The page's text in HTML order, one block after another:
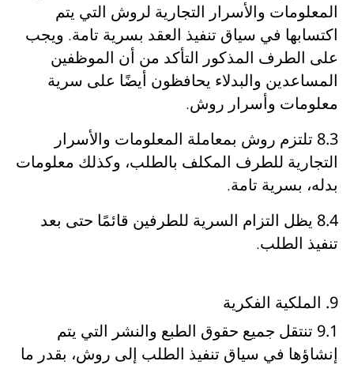
المعلومات والأسرار التجارية لروش التي يتم
اكتسابها في سياق تنفيذ العقد بسرية تامة. ويجب
على الطرف المذكور التأكد من أن الموظفين
المساعدين والبدلاء يحافظون أيضًا على سرية
معلومات وأسرار روش.
8.3 تلتزم روش بمعاملة المعلومات والأسرار
التجارية للطرف المكلف بالطلب، وكذلك معلومات
بدله، بسرية تامة.
8.4 يظل التزام السرية للطرفين قائمًا حتى بعد
تنفيذ الطلب.
9. الملكية الفكرية
9.1 تنتقل جميع حقوق الطبع والنشر التي يتم
إنشاؤها في سياق تنفيذ الطلب إلى روش، بقدر ما